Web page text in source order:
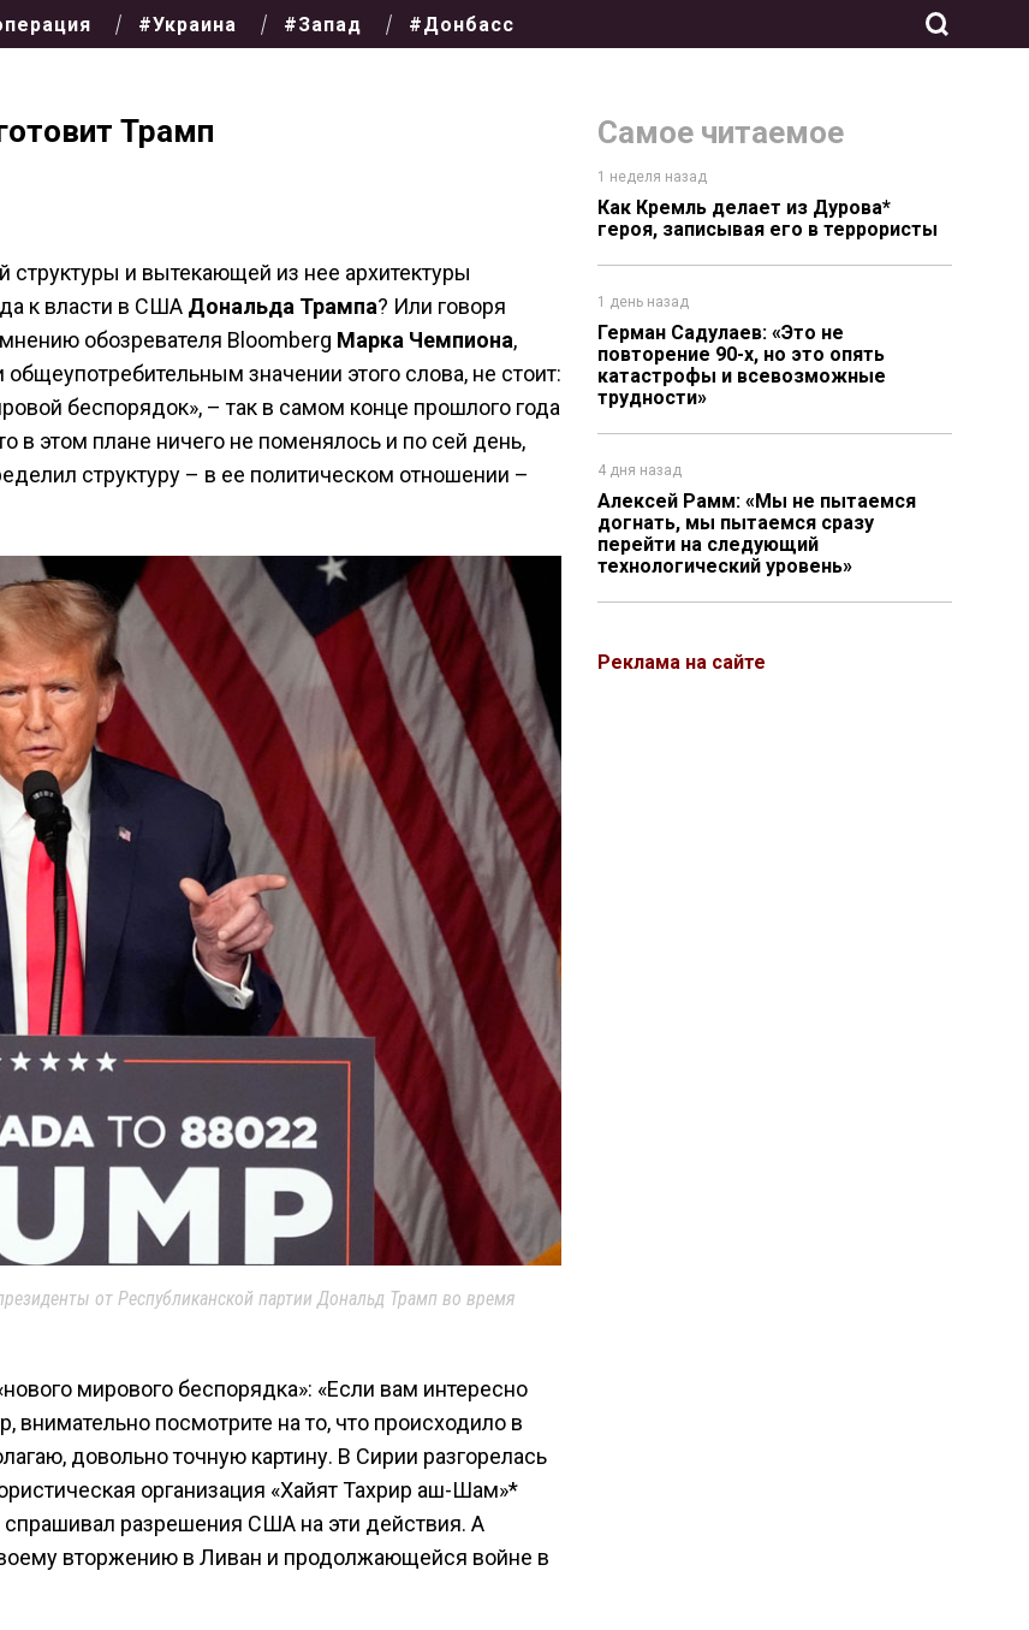
#Украина #Запад #Донбасс
Самое читаемое
1 неделя назад
Как Кремль делает из Дурова*
героя, записывая его в террористы
1 день назад
Герман Садулаев: «Это не
повторение 90-х, но это опять
катастрофы и всевозможные
трудности»
4 дня назад
Алексей Рамм: «Мы не пытаемся
догнать, мы пытаемся сразу
перейти на следующий
технологический уровень»
Реклама на сайте
Трамп
и вытекающей из нее архитектуры
к власти в США Дональда Трампа? Или говоря
обозревателя Bloomberg Марка Чемпиона,
значении этого слова, не стоит:
беспорядок», – так в самом конце прошлого года
в этом плане ничего не поменялось и по сей день,
структуру – в ее политическом отношении –
от Республиканской партии Дональд Трамп во время
мирового беспорядка»: «Если вам интересно
внимательно посмотрите на то, что происходило в
довольно точную картину. В Сирии разгорелась
организация «Хайят Тахрир аш-Шам»*
разрешения США на эти действия. А
вторжению в Ливан и продолжающейся войне в